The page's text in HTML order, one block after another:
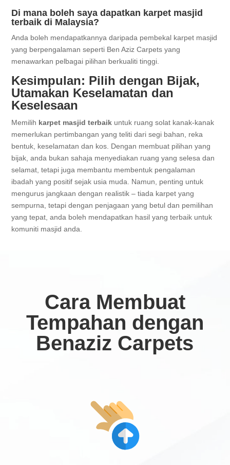
Di mana boleh saya dapatkan karpet masjid
terbaik di Malaysia?
Anda boleh mendapatkannya daripada pembekal karpet masjid
yang berpengalaman seperti Ben Aziz Carpets yang
menawarkan pelbagai pilihan berkualiti tinggi.
Kesimpulan: Pilih dengan Bijak,
Utamakan Keselamatan dan
Keselesaan
Memilih karpet masjid terbaik untuk ruang solat kanak-kanak
memerlukan pertimbangan yang teliti dari segi bahan, reka
bentuk, keselamatan dan kos. Dengan membuat pilihan yang
bijak, anda bukan sahaja menyediakan ruang yang selesa dan
selamat, tetapi juga membantu membentuk pengalaman
ibadah yang positif sejak usia muda. Namun, penting untuk
mengurus jangkaan dengan realistik – tiada karpet yang
sempurna, tetapi dengan penjagaan yang betul dan pemilihan
yang tepat, anda boleh mendapatkan hasil yang terbaik untuk
komuniti masjid anda.
Cara Membuat
Tempahan dengan
Benaziz Carpets